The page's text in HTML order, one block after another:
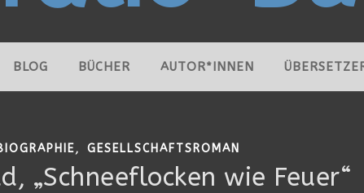
BLOG BÜCHER AUTOR*INNEN
, GESELLSCHAFTSROMAN
„Schneeflocken wie Feuer“